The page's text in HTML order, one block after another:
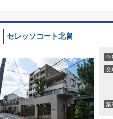
セレッソコート北畠
住
交
築